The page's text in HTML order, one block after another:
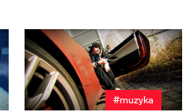
#muzyka